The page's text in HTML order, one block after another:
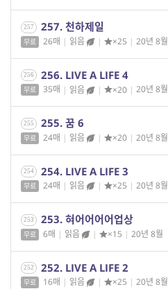
257 257. 천하제일
무료 26매 | 읽음 | ×25 | 20년 8월
256 256. LIVE A LIFE 4
무료 35매 | 읽음 | ×20 | 20년 8월
255 255. 꿈 6
무료 24매 | 읽음 | ×20 | 20년 8월
254 254. LIVE A LIFE 3
무료 24매 | 읽음 | ×25 | 20년 8월
253 253. 혀어어어어업상
무료 6매 | 읽음 | ×15 | 20년 8월
252 252. LIVE A LIFE 2
무료 16매 | 읽음 | ×25 | 20년 8월